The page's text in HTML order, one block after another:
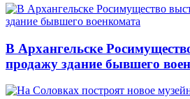
В Архангельске
продажу здание бывшего